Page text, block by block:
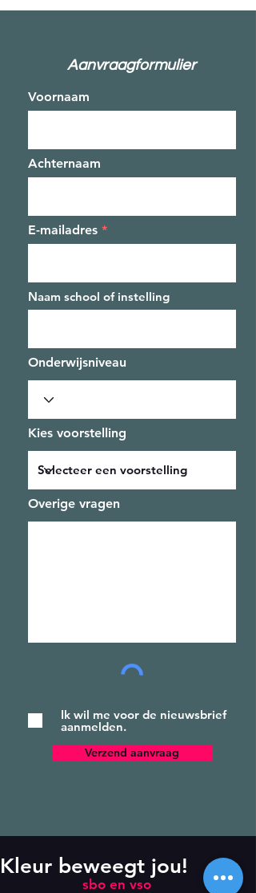
Aanvraagformulier
Voornaam
Achternaam
E-mailadres
Naam school of instelling
Onderwijsniveau
Kies voorstelling
Overige vragen
Ik wil me voor de nieuwsbrief
aanmelden.
Verzend aanvraag
Kleur beweegt jou!
sbo en vso